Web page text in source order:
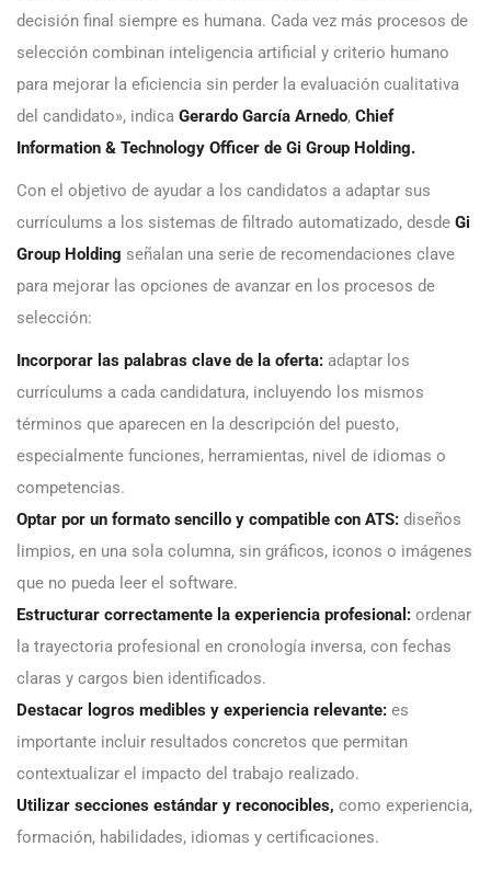
decisión final siempre es humana. Cada vez más procesos de
selección combinan inteligencia artificial y criterio humano
para mejorar la eficiencia sin perder la evaluación cualitativa
del candidato», indica Gerardo García Arnedo, Chief
Information & Technology Officer de Gi Group Holding.
Con el objetivo de ayudar a los candidatos a adaptar sus
currículums a los sistemas de filtrado automatizado, desde Gi
Group Holding señalan una serie de recomendaciones clave
para mejorar las opciones de avanzar en los procesos de
selección:
Incorporar las palabras clave de la oferta: adaptar los
currículums a cada candidatura, incluyendo los mismos
términos que aparecen en la descripción del puesto,
especialmente funciones, herramientas, nivel de idiomas o
competencias.
Optar por un formato sencillo y compatible con ATS: diseños
limpios, en una sola columna, sin gráficos, iconos o imágenes
que no pueda leer el software.
Estructurar correctamente la experiencia profesional: ordenar
la trayectoria profesional en cronología inversa, con fechas
claras y cargos bien identificados.
Destacar logros medibles y experiencia relevante: es
importante incluir resultados concretos que permitan
contextualizar el impacto del trabajo realizado.
Utilizar secciones estándar y reconocibles, como experiencia,
formación, habilidades, idiomas y certificaciones.